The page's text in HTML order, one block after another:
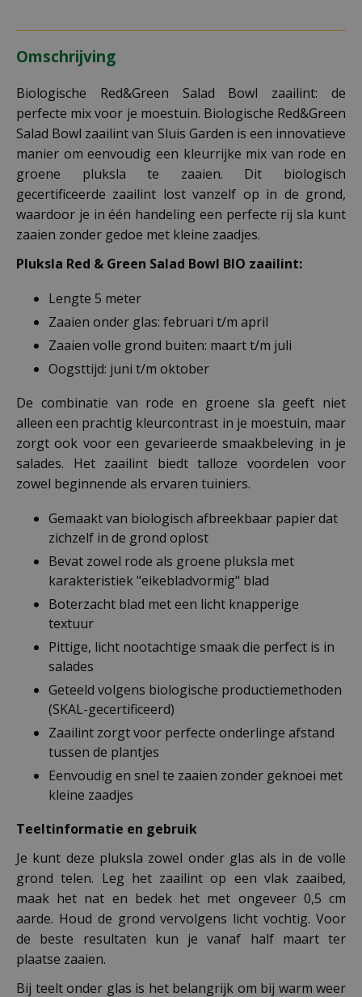
Omschrijving
Biologische Red&Green Salad Bowl zaailint: de
perfecte mix voor je moestuin. Biologische Red&Green
Salad Bowl zaailint van Sluis Garden is een innovatieve
manier om eenvoudig een kleurrijke mix van rode en
groene pluksla te zaaien. Dit biologisch
gecertificeerde zaailint lost vanzelf op in de grond,
waardoor je in één handeling een perfecte rij sla kunt
zaaien zonder gedoe met kleine zaadjes.
Pluksla Red & Green Salad Bowl BIO zaailint:
Lengte 5 meter
Zaaien onder glas: februari t/m april
Zaaien volle grond buiten: maart t/m juli
Oogsttijd: juni t/m oktober
De combinatie van rode en groene sla geeft niet
alleen een prachtig kleurcontrast in je moestuin, maar
zorgt ook voor een gevarieerde smaakbeleving in je
salades. Het zaailint biedt talloze voordelen voor
zowel beginnende als ervaren tuiniers.
Gemaakt van biologisch afbreekbaar papier dat
zichzelf in de grond oplost
Bevat zowel rode als groene pluksla met
karakteristiek "eikebladvormig" blad
Boterzacht blad met een licht knapperige
textuur
Pittige, licht nootachtige smaak die perfect is in
salades
Geteeld volgens biologische productiemethoden
(SKAL-gecertificeerd)
Zaailint zorgt voor perfecte onderlinge afstand
tussen de plantjes
Eenvoudig en snel te zaaien zonder geknoei met
kleine zaadjes
Teeltinformatie en gebruik
Je kunt deze pluksla zowel onder glas als in de volle
grond telen. Leg het zaailint op een vlak zaaibed,
maak het nat en bedek het met ongeveer 0,5 cm
aarde. Houd de grond vervolgens licht vochtig. Voor
de beste resultaten kun je vanaf half maart ter
plaatse zaaien.
Bij teelt onder glas is het belangrijk om bij warm weer